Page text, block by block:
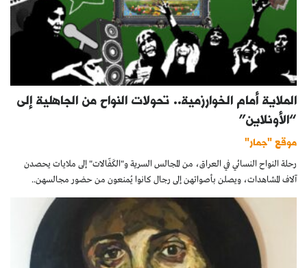
الملاية أمام الخوارزمية.. تحولات النواح من الجاهلية إلى
“الأونلاين”
موقع "جمار"
رحلة النواح النسائي في العراق، من المجالس السرية و"الكَفّالات" إلى ملايات يحصدن
آلاف المشاهدات، ويصلن بأصواتهن إلى رجال كانوا يُمنعون من حضور مجالسهن..